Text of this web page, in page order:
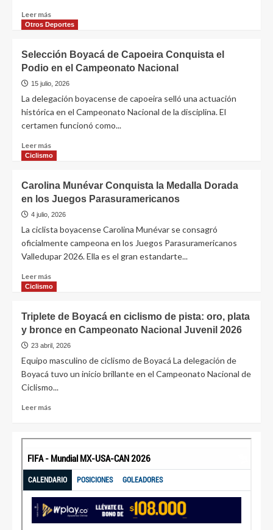
Leer más
Otros Deportes
Selección Boyacá de Capoeira Conquista el
Podio en el Campeonato Nacional
15 julio, 2026
La delegación boyacense de capoeira selló una actuación
histórica en el Campeonato Nacional de la disciplina. El
certamen funcionó como...
Leer más
Ciclismo
Carolina Munévar Conquista la Medalla Dorada
en los Juegos Parasuramericanos
4 julio, 2026
La ciclista boyacense Carolina Munévar se consagró
oficialmente campeona en los Juegos Parasuramericanos
Valledupar 2026. Ella es el gran estandarte...
Leer más
Ciclismo
Triplete de Boyacá en ciclismo de pista: oro, plata
y bronce en Campeonato Nacional Juvenil 2026
23 abril, 2026
Equipo masculino de ciclismo de Boyacá La delegación de
Boyacá tuvo un inicio brillante en el Campeonato Nacional de
Ciclismo...
Leer más